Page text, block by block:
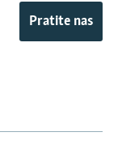
Pratite nas